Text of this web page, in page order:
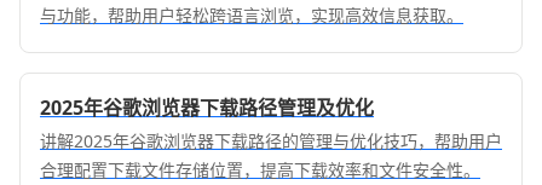
与功能，帮助用户轻松跨语言浏览，实现高效信息获取。
2025年谷歌浏览器下载路径管理及优化
讲解2025年谷歌浏览器下载路径的管理与优化技巧，帮助用户
合理配置下载文件存储位置，提高下载效率和文件安全性。